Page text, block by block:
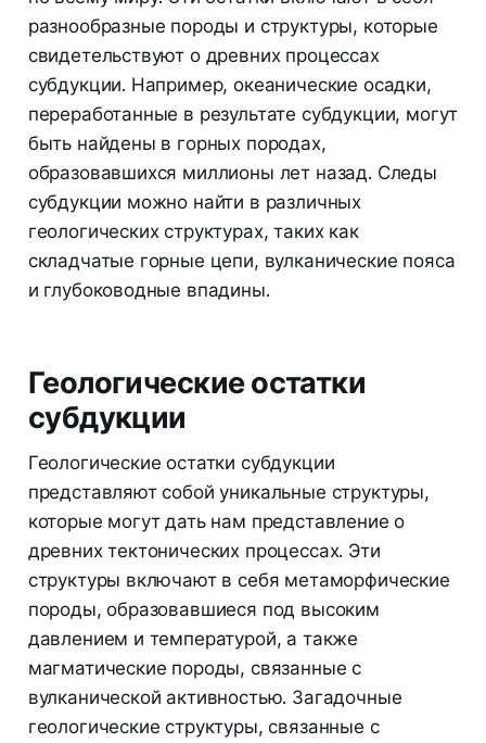
разнообразные породы и структуры, которые
свидетельствуют о древних процессах
субдукции. Например, океанические осадки,
переработанные в результате субдукции, могут
быть найдены в горных породах,
образовавшихся миллионы лет назад. Следы
субдукции можно найти в различных
геологических структурах, таких как
складчатые горные цепи, вулканические пояса
и глубоководные впадины.
Геологические остатки
субдукции
Геологические остатки субдукции
представляют собой уникальные структуры,
которые могут дать нам представление о
древних тектонических процессах. Эти
структуры включают в себя метаморфические
породы, образовавшиеся под высоким
давлением и температурой, а также
магматические породы, связанные с
вулканической активностью. Загадочные
геологические структуры, связанные с